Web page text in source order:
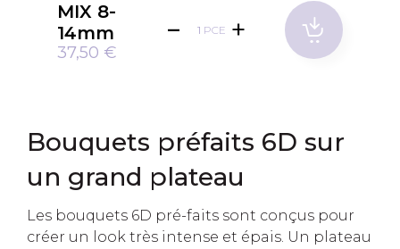
MIX 8-
14mm
37,50 €
PCE
Bouquets préfaits 6D sur
un grand plateau
Les bouquets 6D pré-faits sont conçus pour
créer un look très intense et épais. Un plateau